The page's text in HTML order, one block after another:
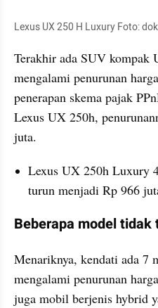
Lexus UX 250 H Luxury Foto:
Terakhir ada SUV kompak
mengalami penurunan
penerapan skema pajak
Lexus UX 250h,
juta.
Lexus UX 250h Luxury
turun menjadi Rp 966
Beberapa model tidak
Menariknya, kendati ada 7
mengalami penurunan
juga mobil berjenis hybrid